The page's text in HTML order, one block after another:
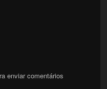
enviar comentários